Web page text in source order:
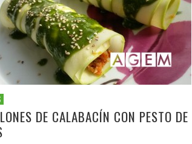
DE CALABACÍN CON PESTO DE